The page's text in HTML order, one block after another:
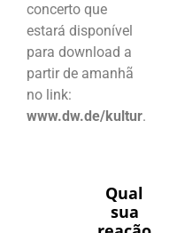
concerto que
estará disponível
para download a
partir de amanhã
no link:
www.dw.de/kultur.
Qual
sua